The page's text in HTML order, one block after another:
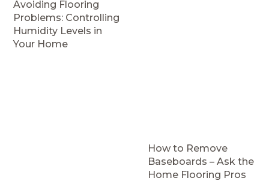
Avoiding Flooring
Problems: Controlling
Humidity Levels in
Your Home
How to Remove
Baseboards – Ask the
Home Flooring Pros